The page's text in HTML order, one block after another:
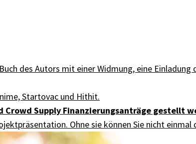
des Autors mit einer Widmung, eine
Startovac und Hithit.
Supply Finanzierungsanträge gestellt
Ohne sie können Sie nicht einmal